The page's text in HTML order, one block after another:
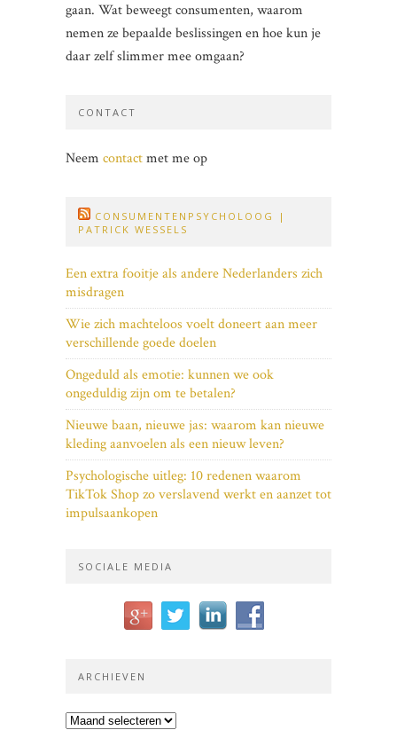
gaan. Wat beweegt consumenten, waarom
nemen ze bepaalde beslissingen en hoe kun je
daar zelf slimmer mee omgaan?
CONTACT
Neem contactmet me op
CONSUMENTENPSYCHOLOOG |
PATRICK WESSELS
Een extra fooitje als andere Nederlanders zich
misdragen
Wie zich machteloos voelt doneert aan meer
verschillende goede doelen
Ongeduld als emotie: kunnen we ook
ongeduldig zijn om te betalen?
Nieuwe baan, nieuwe jas: waarom kan nieuwe
kleding aanvoelen als een nieuw leven?
Psychologische uitleg: 10 redenen waarom
TikTok Shop zo verslavend werkt en aanzet tot
impulsaankopen
SOCIALE MEDIA
ARCHIEVEN
Archieven